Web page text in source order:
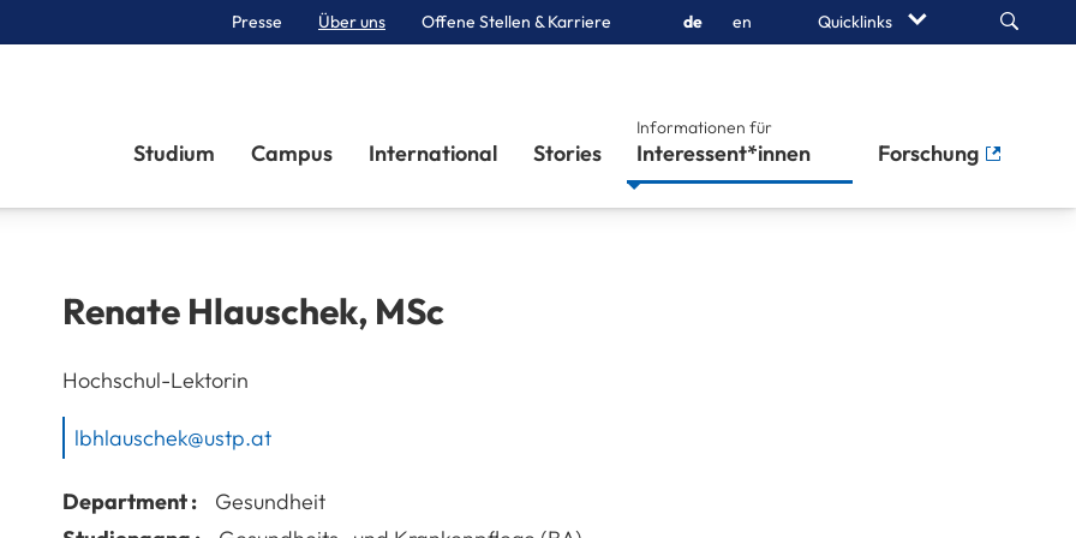
Presse Über uns Offene Stellen & Karriere de en Quicklinks Search
Studium Campus International Stories
Informationen für
Interessent*innen Forschung
Renate Hlauschek, MSc
Hochschul-Lektorin
lbhlauschek@ustp.at
Department :
Gesundheit